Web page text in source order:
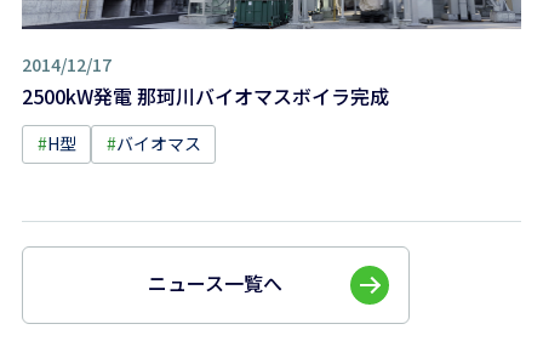
2014/12/17
2500kW発電 那珂川バイオマスボイラ完成
#H型 #バイオマス
ニュース一覧へ